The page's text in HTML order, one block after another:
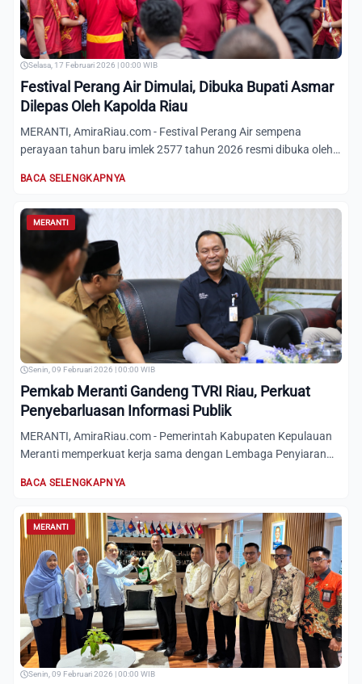
Selasa, 17 Februari 2026 | 00:00 WIB
Festival Perang Air Dimulai, Dibuka Bupati Asmar
Dilepas Oleh Kapolda Riau
MERANTI, AmiraRiau.com - Festival Perang Air sempena
perayaan tahun baru imlek 2577 tahun 2026 resmi dibuka oleh
BACA SELENGKAPNYA
MERANTI
Senin, 09 Februari 2026 | 00:00 WIB
Pemkab Meranti Gandeng TVRI Riau, Perkuat
Penyebarluasan Informasi Publik
MERANTI, AmiraRiau.com - Pemerintah Kabupaten Kepulauan
Meranti memperkuat kerja sama dengan Lembaga Penyiaran
BACA SELENGKAPNYA
MERANTI
Senin, 09 Februari 2026 | 00:00 WIB